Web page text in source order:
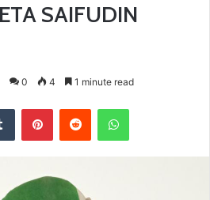
SAIFUDIN
0 4 1 minute read